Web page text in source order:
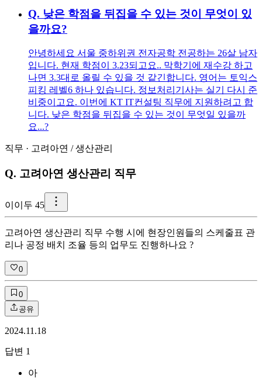
Q. 낮은 학점을 뒤집을 수 있는 것이 무엇이 있
을까요?
안녕하세요 서울 중하위권 전자공학 전공하는 26살 남자
입니다. 현재 학점이 3.23되고요.. 막학기에 재수강 하고
나면 3.3대로 올릴 수 있을 것 같긴합니다. 영어는 토익스
피킹 레벨6 하나 있습니다. 정보처리기사는 실기 다시 준
비중이고요. 이번에 KT IT컨설팅 직무에 지원하려고 합
니다. 낮은 학점을 뒤집을 수 있는 것이 무엇일 있을까
요...?
직무 · 고려아연 /생산관리
Q. 고려아연 생산관리 직무
이 이두 45
고려아연 생산관리 직무 수행 시에 현장인원들의 스케줄표 관
리나 공정 배치 조율 등의 업무도 진행하나요 ?
0
0
공유
2024.11.18
답변 1
아